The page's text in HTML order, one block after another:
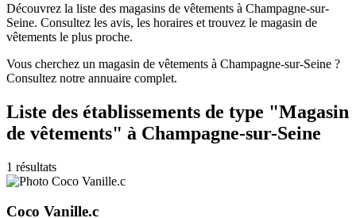
Découvrez la liste des magasins de vêtements à Champagne-sur-
Seine. Consultez les avis, les horaires et trouvez le magasin de
vêtements le plus proche.
Vous cherchez un magasin de vêtements à Champagne-sur-Seine ?
Consultez notre annuaire complet.
Liste des établissements de type "Magasin
de vêtements" à Champagne-sur-Seine
1 résultats
Coco Vanille.c